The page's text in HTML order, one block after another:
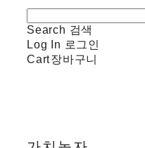
Search 검색
Log In 로그인
Cart장바구니